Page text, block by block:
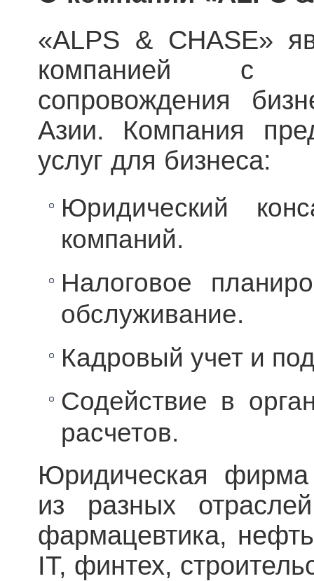
«ALPS & CHASE»
компанией с
сопровождения
Азии. Компания
услуг для бизнеса:
Юридический
компаний.
Налоговое
обслуживание.
Кадровый учет и
Содействие в
расчетов.
Юридическая
из разных
фармацевтика,
IT, финтех,